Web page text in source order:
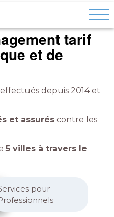
tarif
et de
effectués depuis 2014 et
et assurés contre les
5 villes à travers le
pour